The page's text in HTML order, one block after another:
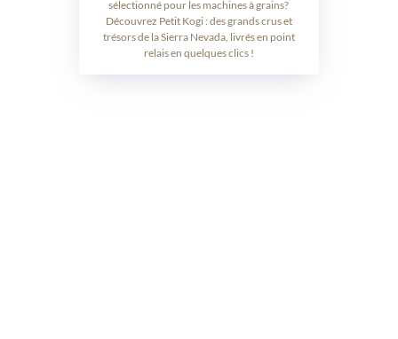
sélectionné pour les machines à grains?
Découvrez Petit Kogi : des grands crus et
trésors de la Sierra Nevada, livrés en point
relais en quelques clics !